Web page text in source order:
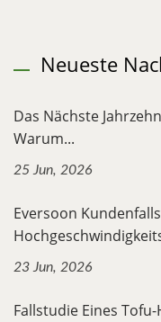
Neueste
Das Nächste
Warum...
25 Jun, 2026
Eversoon
23 Jun, 2026
Fallstudie Eines